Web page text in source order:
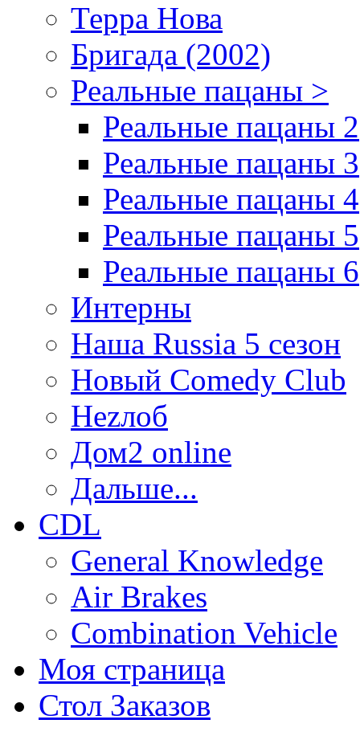
Терра Нова
Бригада (2002)
Реальные пацаны >
Реальные пацаны 2
Реальные пацаны 3
Реальные пацаны 4
Реальные пацаны 5
Реальные пацаны 6
Интерны
Наша Russia 5 сезон
Новый Comedy Club
Неzлоб
Дом2 online
Дальше...
CDL
General Knowledge
Air Brakes
Combination Vehicle
Моя страница
Стол Заказов